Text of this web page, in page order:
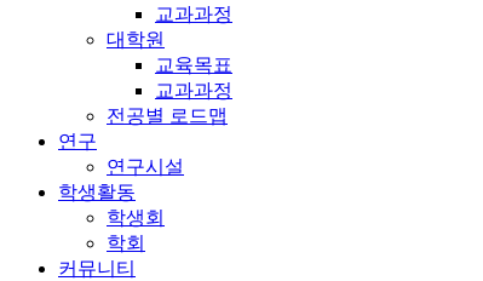
교과과정
대학원
교육목표
교과과정
전공별 로드맵
연구
연구시설
학생활동
학생회
학회
커뮤니티